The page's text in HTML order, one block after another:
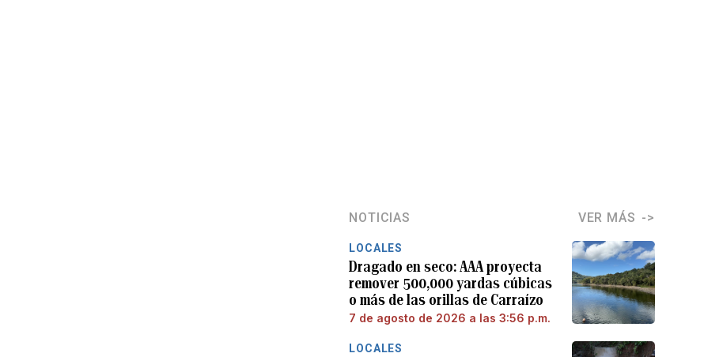
NOTICIAS VER MÁS
LOCALES
Dragado en seco: AAA proyecta
remover 500,000 yardas cúbicas
o más de las orillas de Carraízo
7 de agosto de 2026 a las 3:56 p.m.
LOCALES